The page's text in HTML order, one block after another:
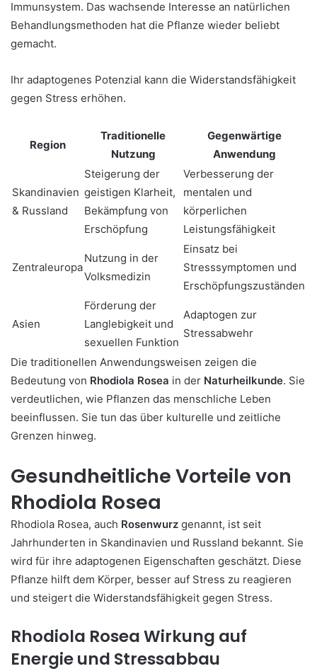
Immunsystem. Das wachsende Interesse an natürlichen
Behandlungsmethoden hat die Pflanze wieder beliebt
gemacht.
Ihr adaptogenes Potenzial kann die Widerstandsfähigkeit
gegen Stress erhöhen.
Region
Traditionelle
Nutzung
Gegenwärtige
Anwendung
Skandinavien
& Russland
Steigerung der
geistigen Klarheit,
Bekämpfung von
Erschöpfung
Verbesserung der
mentalen und
körperlichen
Leistungsfähigkeit
Zentraleuropa
Nutzung in der
Volksmedizin
Einsatz bei
Stresssymptomen und
Erschöpfungszuständen
Asien
Förderung der
Langlebigkeit und
sexuellen Funktion
Adaptogen zur
Stressabwehr
Die traditionellen Anwendungsweisen zeigen die
Bedeutung von Rhodiola Rosea in der Naturheilkunde. Sie
verdeutlichen, wie Pflanzen das menschliche Leben
beeinflussen. Sie tun das über kulturelle und zeitliche
Grenzen hinweg.
Gesundheitliche Vorteile von
Rhodiola Rosea
Rhodiola Rosea, auch Rosenwurz genannt, ist seit
Jahrhunderten in Skandinavien und Russland bekannt. Sie
wird für ihre adaptogenen Eigenschaften geschätzt. Diese
Pflanze hilft dem Körper, besser auf Stress zu reagieren
und steigert die Widerstandsfähigkeit gegen Stress.
Rhodiola Rosea Wirkung auf
Energie und Stressabbau